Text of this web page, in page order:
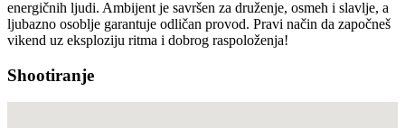
energičnih ljudi. Ambijent je savršen za druženje, osmeh i slavlje, a
ljubazno osoblje garantuje odličan provod. Pravi način da započneš
vikend uz eksploziju ritma i dobrog raspoloženja!
Shootiranje